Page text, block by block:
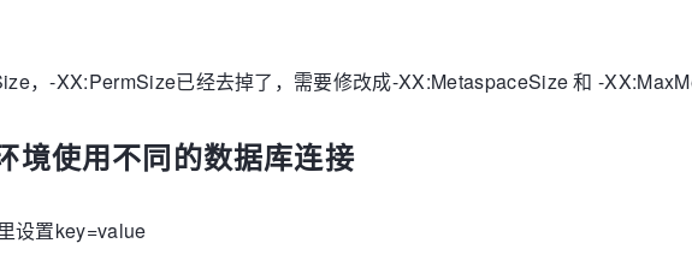
，-XX:PermSize已经去掉了，需要修改成-XX:MetaspaceSize 和 -
境使用不同的数据库连接
设置key=value